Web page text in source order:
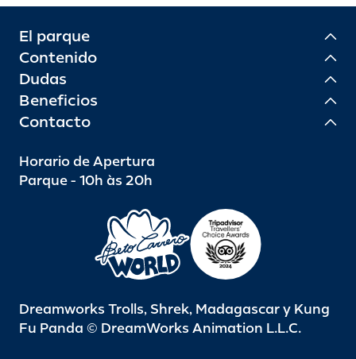
El parque
Contenido
Dudas
Beneficios
Contacto
Horario de Apertura
Parque - 10h às 20h
Dreamworks Trolls, Shrek, Madagascar y Kung
Fu Panda © DreamWorks Animation L.L.C.